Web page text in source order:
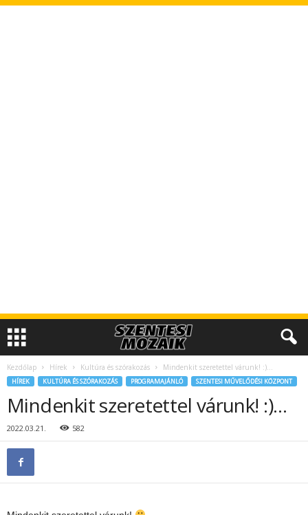
Kezdőlap Hírek Kultúra és szórakozás Mindenkit szeretettel várunk! :)…
HÍREK KULTÚRA ÉS SZÓRAKOZÁS PROGRAMAJÁNLÓ SZENTESI MŰVELŐDÉSI KÖZPONT
Mindenkit szeretettel várunk! :)…
2022.03.21. 582